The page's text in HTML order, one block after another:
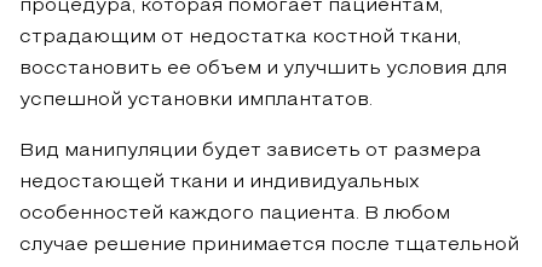
процедура, которая помогает пациентам,
страдающим от недостатка костной ткани,
восстановить ее объем и улучшить условия для
успешной установки имплантатов.
Вид манипуляции будет зависеть от размера
недостающей ткани и индивидуальных
особенностей каждого пациента. В любом
случае решение принимается после тщательной